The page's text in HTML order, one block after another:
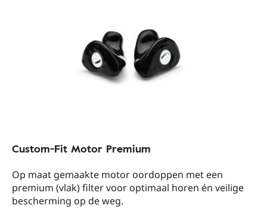
Custom-Fit Motor Premium
Op maat gemaakte motor oordoppen met een
premium (vlak) filter voor optimaal horen én veilige
bescherming op de weg.